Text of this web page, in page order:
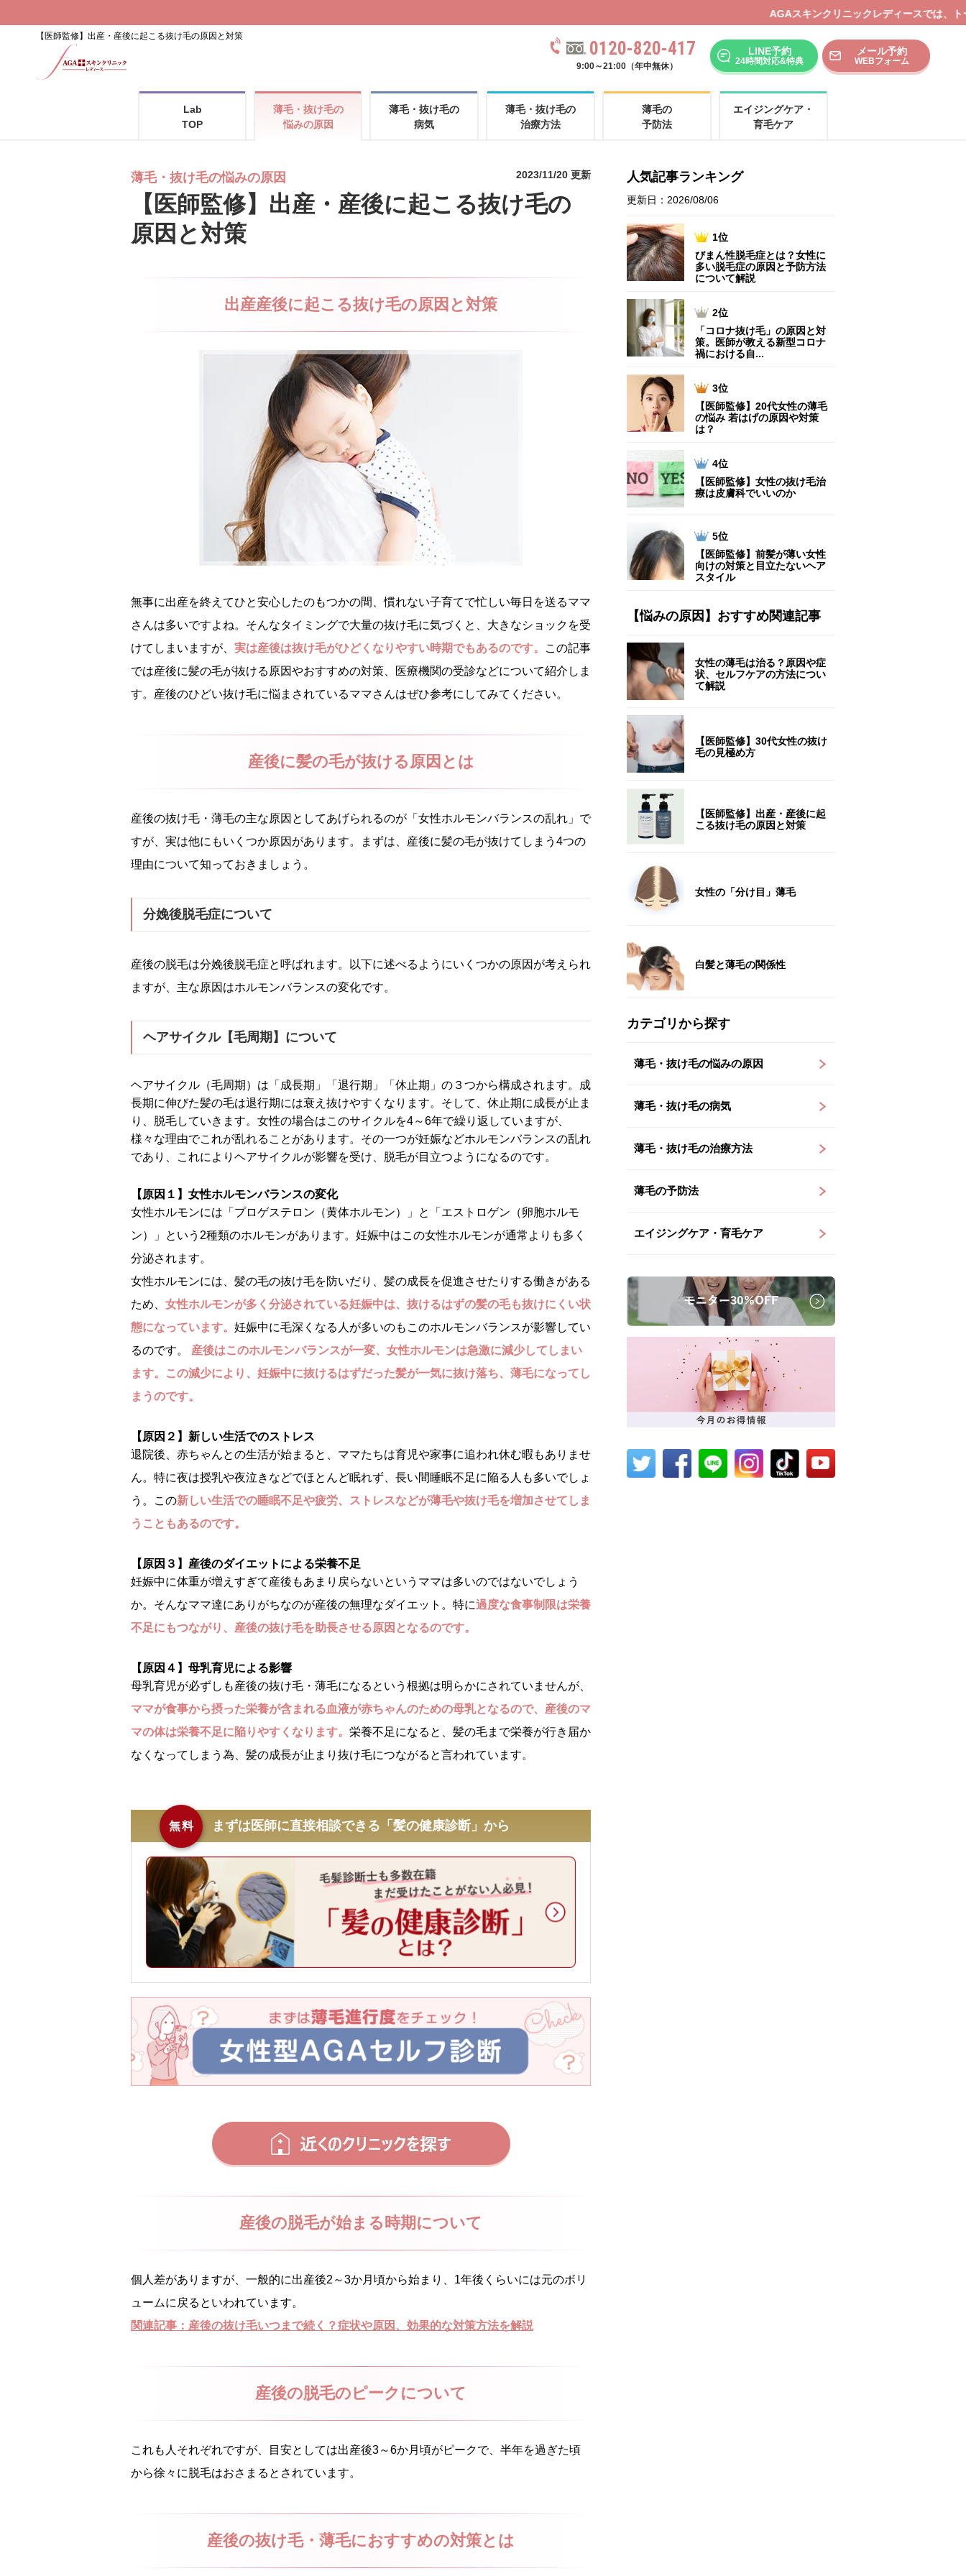
AGAスキンクリニックレディースでは、トータルビューティープランをご
【医師監修】出産・産後に起こる抜け毛の原因と対策
0120-820-417
9:00～21:00（年中無休）
LINE予約
24時間対応&特典
メール予約
WEBフォーム
Lab
TOP
薄毛・抜け毛の
悩みの原因
薄毛・抜け毛の
病気
薄毛・抜け毛の
治療方法
薄毛の
予防法
エイジングケア・
育毛ケア
薄毛・抜け毛の悩みの原因
【医師監修】出産・産後に起こる抜け毛の
原因と対策
2023/11/20 更新
出産産後に起こる抜け毛の原因と対策
無事に出産を終えてひと安心したのもつかの間、慣れない子育てで忙しい毎日を送るママ
さんは多いですよね。そんなタイミングで大量の抜け毛に気づくと、大きなショックを受
けてしまいますが、 実は産後は抜け毛がひどくなりやすい時期でもあるのです。
この記事
では産後に髪の毛が抜ける原因やおすすめの対策、医療機関の受診などについて紹介しま
す。産後のひどい抜け毛に悩まされているママさんはぜひ参考にしてみてください。
産後に髪の毛が抜ける原因とは
産後の抜け毛・薄毛の主な原因としてあげられるのが「女性ホルモンバランスの乱れ」で
すが、実は他にもいくつか原因があります。まずは、産後に髪の毛が抜けてしまう4つの
理由について知っておきましょう。
分娩後脱毛症について
産後の脱毛は分娩後脱毛症と呼ばれます。以下に述べるようにいくつかの原因が考えられ
ますが、主な原因はホルモンバランスの変化です。
ヘアサイクル【毛周期】について
ヘアサイクル（毛周期）は「成長期」「退行期」「休止期」の３つから構成されます。成
長期に伸びた髪の毛は退行期には衰え抜けやすくなります。そして、休止期に成長が止ま
り、脱毛していきます。女性の場合はこのサイクルを4～6年で繰り返していますが、
様々な理由でこれが乱れることがあります。その一つが妊娠などホルモンバランスの乱れ
であり、これによりヘアサイクルが影響を受け、脱毛が目立つようになるのです。
【原因１】女性ホルモンバランスの変化
女性ホルモンには「プロゲステロン（黄体ホルモン）」と「エストロゲン（卵胞ホルモ
ン）」という2種類のホルモンがあります。妊娠中はこの女性ホルモンが通常よりも多く
分泌されます。
女性ホルモンには、髪の毛の抜け毛を防いだり、髪の成長を促進させたりする働きがある
ため、 女性ホルモンが多く分泌されている妊娠中は、抜けるはずの髪の毛も抜けにくい状
態になっています。 妊娠中に毛深くなる人が多いのもこのホルモンバランスが影響してい
るのです。 産後はこのホルモンバランスが一変、女性ホルモンは急激に減少してしまい
ます。この減少により、妊娠中に抜けるはずだった髪が一気に抜け落ち、薄毛になってし
まうのです。
【原因２】新しい生活でのストレス
退院後、赤ちゃんとの生活が始まると、ママたちは育児や家事に追われ休む暇もありませ
ん。特に夜は授乳や夜泣きなどでほとんど眠れず、長い間睡眠不足に陥る人も多いでしょ
う。この新しい生活での睡眠不足や疲労、ストレスなどが薄毛や抜け毛を増加させてしま
うこともあるのです。
【原因３】産後のダイエットによる栄養不足
妊娠中に体重が増えすぎて産後もあまり戻らないというママは多いのではないでしょう
か。そんなママ達にありがちなのが産後の無理なダイエット。特に過度な食事制限は栄養
不足にもつながり、産後の抜け毛を助長させる原因となるのです。
【原因４】母乳育児による影響
母乳育児が必ずしも産後の抜け毛・薄毛になるという根拠は明らかにされていませんが、
ママが食事から摂った栄養が含まれる血液が赤ちゃんのための母乳となるので、産後のマ
マの体は栄養不足に陥りやすくなります。 栄養不足になると、髪の毛まで栄養が行き届か
なくなってしまう為、髪の成長が止まり抜け毛につながると言われています。
無料 まずは医師に直接相談できる「髪の健康診断」から
産後の脱毛が始まる時期について
個人差がありますが、一般的に出産後2～3か月頃から始まり、1年後くらいには元のボリ
ュームに戻るといわれています。
関連記事：産後の抜け毛いつまで続く？症状や原因、効果的な対策方法を解説
産後の脱毛のピークについて
これも人それぞれですが、目安としては出産後3～6か月頃がピークで、半年を過ぎた頃
から徐々に脱毛はおさまるとされています。
産後の抜け毛・薄毛におすすめの対策とは
人気記事ランキング
更新日：2026/08/06
1位
びまん性脱毛症とは？女性に
多い脱毛症の原因と予防方法
について解説
2位
「コロナ抜け毛」の原因と対
策。医師が教える新型コロナ
禍における自...
3位
【医師監修】20代女性の薄毛
の悩み 若はげの原因や対策
は？
4位
【医師監修】女性の抜け毛治
療は皮膚科でいいのか
5位
【医師監修】前髪が薄い女性
向けの対策と目立たないヘア
スタイル
【悩みの原因】おすすめ関連記事
女性の薄毛は治る？原因や症
状、セルフケアの方法につい
て解説
【医師監修】30代女性の抜け
毛の見極め方
【医師監修】出産・産後に起
こる抜け毛の原因と対策
女性の「分け目」薄毛
白髪と薄毛の関係性
カテゴリから探す
薄毛・抜け毛の悩みの原因
薄毛・抜け毛の病気
薄毛・抜け毛の治療方法
薄毛の予防法
エイジングケア・育毛ケア